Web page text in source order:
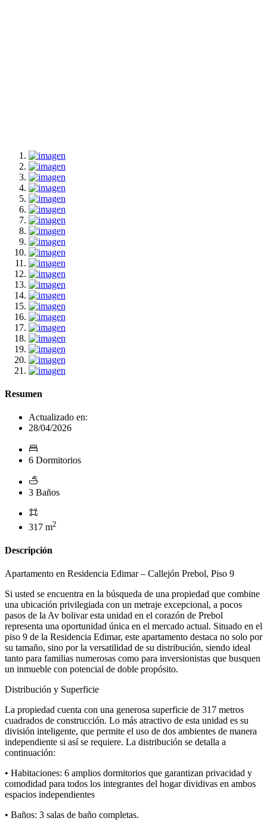
Resumen
Actualizado en:
28/04/2026
6 Dormitorios
3 Baños
317 m2
Descripción
Apartamento en Residencia Edimar – Callejón Prebol, Piso 9
Si usted se encuentra en la búsqueda de una propiedad que combine
una ubicación privilegiada con un metraje excepcional, a pocos
pasos de la Av bolivar esta unidad en el corazón de Prebol
representa una oportunidad única en el mercado actual. Situado en el
piso 9 de la Residencia Edimar, este apartamento destaca no solo por
su tamaño, sino por la versatilidad de su distribución, siendo ideal
tanto para familias numerosas como para inversionistas que busquen
un inmueble con potencial de doble propósito.
Distribución y Superficie
La propiedad cuenta con una generosa superficie de 317 metros
cuadrados de construcción. Lo más atractivo de esta unidad es su
división inteligente, que permite el uso de dos ambientes de manera
independiente si así se requiere. La distribución se detalla a
continuación:
• Habitaciones: 6 amplios dormitorios que garantizan privacidad y
comodidad para todos los integrantes del hogar dividivas en ambos
espacios independientes
• Baños: 3 salas de baño completas.